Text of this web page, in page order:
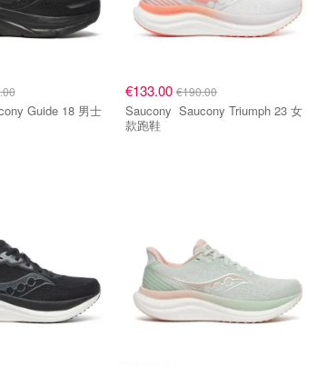
€133.00 €190.00
Saucony Saucony Triumph 23 女
款跑鞋